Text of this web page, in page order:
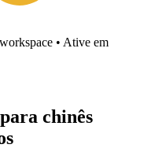
• Ative em
chinês